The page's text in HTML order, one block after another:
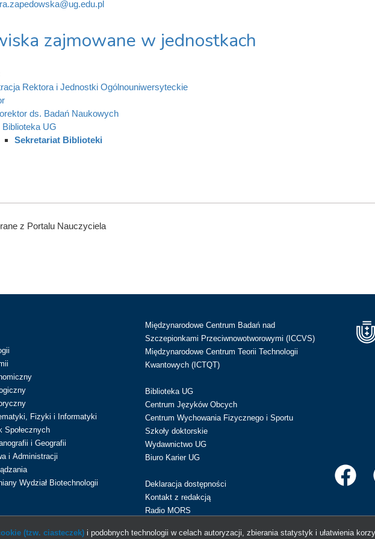
zajmowane w jednostkach
Rektora i Jednostki Ogólnouniwersyteckie
ds. Badań Naukowych
Biblioteka UG
Sekretariat Biblioteki
z Portalu Nauczyciela
Fizyki i Informatyki
Społecznych
i Geografii
i Administracji
Wydział Biotechnologii
Międzynarodowe Centrum Badań nad
Szczepionkami Przeciwnowotworowymi (ICCVS)
Międzynarodowe Centrum Teorii Technologii
Kwantowych (ICTQT)
Biblioteka UG
Centrum Języków Obcych
Centrum Wychowania Fizycznego i Sportu
Szkoły doktorskie
Wydawnictwo UG
Biuro Karier UG
Deklaracja dostępności
Kontakt z redakcją
Radio MORS
(tzw. ciasteczek)i podobnych technologii w celach autoryzacji, zbierania statystyk i ułatwienia